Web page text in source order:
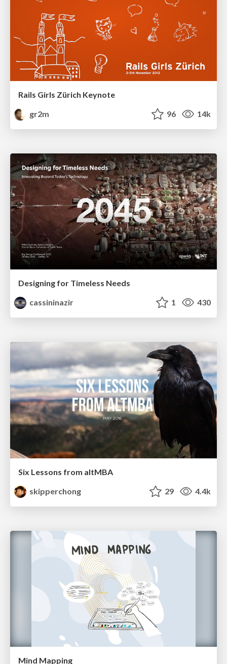
Rails Girls Zürich Keynote
gr2m
96 14k
Designing for Timeless Needs
cassininazir
1 430
Six Lessons from altMBA
skipperchong
29 4.4k
Mind Mapping